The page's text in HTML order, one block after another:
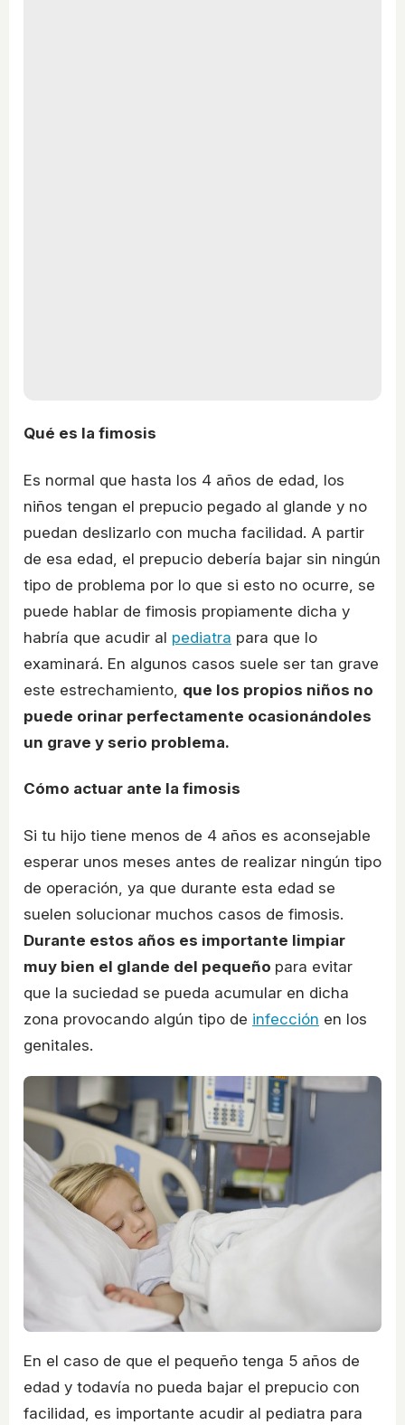
Qué es la fimosis
Es normal que hasta los 4 años de edad, los
niños tengan el prepucio pegado al glande y no
puedan deslizarlo con mucha facilidad. A partir
de esa edad, el prepucio debería bajar sin ningún
tipo de problema por lo que si esto no ocurre, se
puede hablar de fimosis propiamente dicha y
habría que acudir al pediatra para que lo
examinará. En algunos casos suele ser tan grave
este estrechamiento, que los propios niños no
puede orinar perfectamente ocasionándoles
un grave y serio problema.
Cómo actuar ante la fimosis
Si tu hijo tiene menos de 4 años es aconsejable
esperar unos meses antes de realizar ningún tipo
de operación, ya que durante esta edad se
suelen solucionar muchos casos de fimosis.
Durante estos años es importante limpiar
muy bien el glande del pequeño para evitar
que la suciedad se pueda acumular en dicha
zona provocando algún tipo de infección en los
genitales.
En el caso de que el pequeño tenga 5 años de
edad y todavía no pueda bajar el prepucio con
facilidad, es importante acudir al pediatra para